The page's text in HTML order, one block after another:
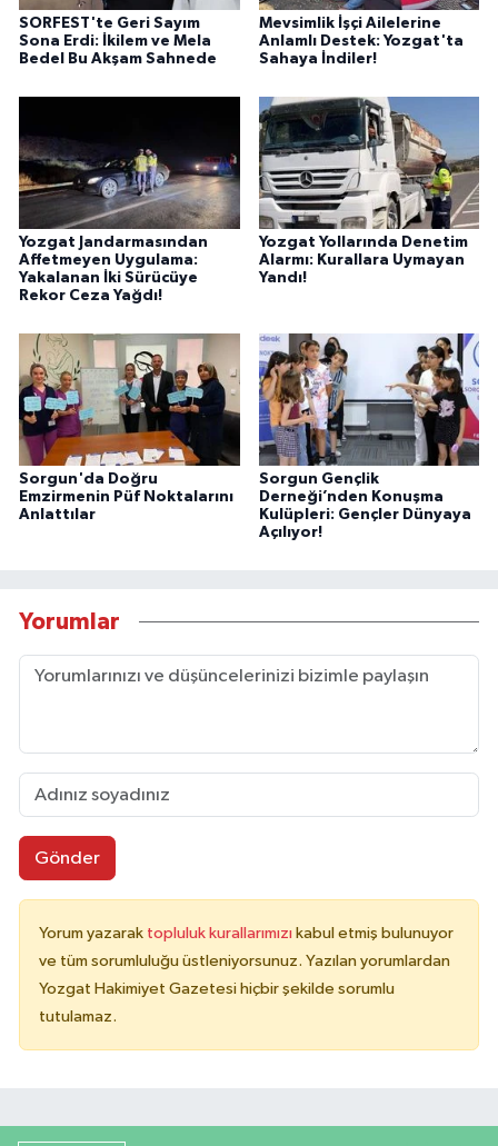
SORFEST'te Geri Sayım
Sona Erdi: İkilem ve Mela
Bedel Bu Akşam Sahnede
Mevsimlik İşçi Ailelerine
Anlamlı Destek: Yozgat'ta
Sahaya İndiler!
Yozgat Jandarmasından
Affetmeyen Uygulama:
Yakalanan İki Sürücüye
Rekor Ceza Yağdı!
Yozgat Yollarında Denetim
Alarmı: Kurallara Uymayan
Yandı!
Sorgun'da Doğru
Emzirmenin Püf Noktalarını
Anlattılar
Sorgun Gençlik
Derneği’nden Konuşma
Kulüpleri: Gençler Dünyaya
Açılıyor!
Yorumlar
Gönder
Yorum yazarak topluluk kurallarımızı kabul etmiş bulunuyor
ve tüm sorumluluğu üstleniyorsunuz. Yazılan yorumlardan
Yozgat Hakimiyet Gazetesi hiçbir şekilde sorumlu
tutulamaz.